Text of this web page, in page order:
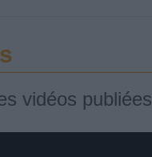
vidéos publiées